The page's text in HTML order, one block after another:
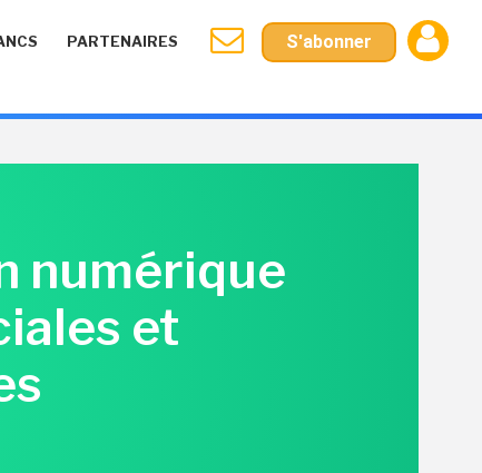
PARTENAIRES S'abonner
numérique
et